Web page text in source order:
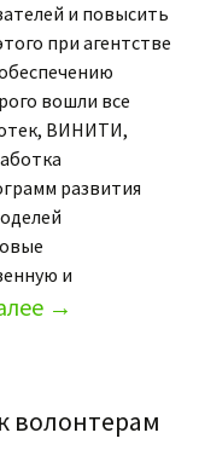
и повысить
при агентстве
вошли все
ВИНИТИ,
развития
и
→
волонтерам